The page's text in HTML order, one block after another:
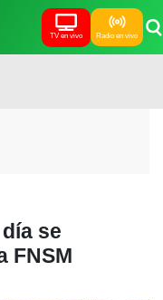
TV en vivo Radio en vivo
se
FNSM